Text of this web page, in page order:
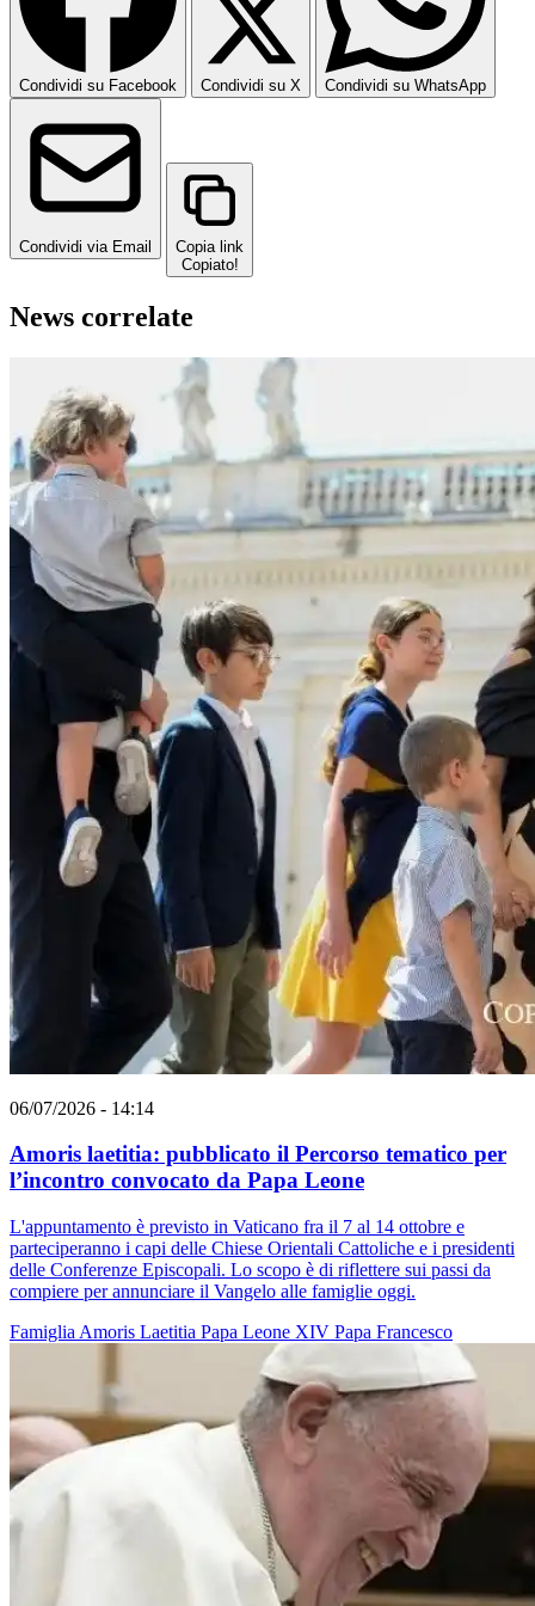
Condividi su Facebook Condividi su X Condividi su WhatsApp
Condividi via Email
Copia link
Copiato!
News correlate
06/07/2026 - 14:14
Amoris laetitia: pubblicato il Percorso tematico per
l’incontro convocato da Papa Leone
L'appuntamento è previsto in Vaticano fra il 7 al 14 ottobre e
parteciperanno i capi delle Chiese Orientali Cattoliche e i presidenti
delle Conferenze Episcopali. Lo scopo è di riflettere sui passi da
compiere per annunciare il Vangelo alle famiglie oggi.
Famiglia Amoris Laetitia Papa Leone XIV Papa Francesco